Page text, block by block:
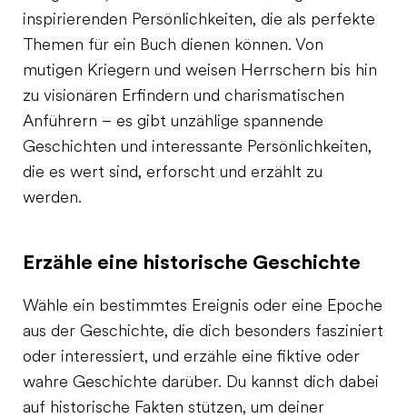
inspirierenden Persönlichkeiten, die als perfekte
Themen für ein Buch dienen können. Von
mutigen Kriegern und weisen Herrschern bis hin
zu visionären Erfindern und charismatischen
Anführern – es gibt unzählige spannende
Geschichten und interessante Persönlichkeiten,
die es wert sind, erforscht und erzählt zu
werden.
Erzähle eine historische Geschichte
Wähle ein bestimmtes Ereignis oder eine Epoche
aus der Geschichte, die dich besonders fasziniert
oder interessiert, und erzähle eine fiktive oder
wahre Geschichte darüber. Du kannst dich dabei
auf historische Fakten stützen, um deiner